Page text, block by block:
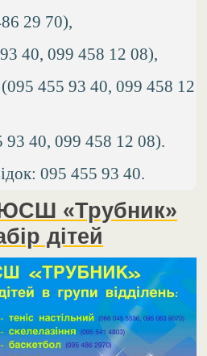
29 70),
40, 099 458 12 08),
(095 455 93 40, 099 458 12
40, 099 458 12 08).
095 455 93 40.
«Трубник»
дітей